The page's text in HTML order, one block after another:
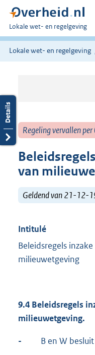
U
bent
hier:
Lokale wet- en regelgeving
Lokale wet- en regelgeving
Regeling vervallen
van
Geldend van 21-
Intitulé
Beleidsregels
milieuwetgeving
9.4 Beleidsregels
milieuwetgeving.
- B en W